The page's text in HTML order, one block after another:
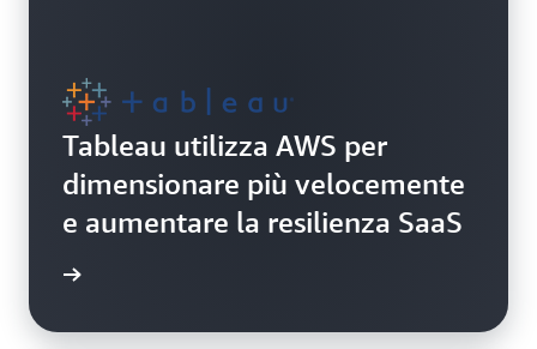
Tableau utilizza AWS per
dimensionare più velocemente
e aumentare la resilienza SaaS